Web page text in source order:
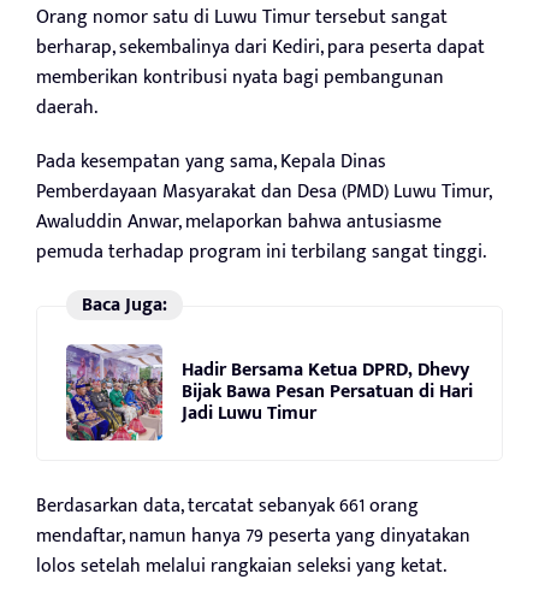
Orang nomor satu di Luwu Timur tersebut sangat
berharap, sekembalinya dari Kediri, para peserta dapat
memberikan kontribusi nyata bagi pembangunan
daerah.
Pada kesempatan yang sama, Kepala Dinas
Pemberdayaan Masyarakat dan Desa (PMD) Luwu Timur,
Awaluddin Anwar, melaporkan bahwa antusiasme
pemuda terhadap program ini terbilang sangat tinggi.
Baca Juga:
Hadir Bersama Ketua DPRD, Dhevy
Bijak Bawa Pesan Persatuan di Hari
Jadi Luwu Timur
Berdasarkan data, tercatat sebanyak 661 orang
mendaftar, namun hanya 79 peserta yang dinyatakan
lolos setelah melalui rangkaian seleksi yang ketat.